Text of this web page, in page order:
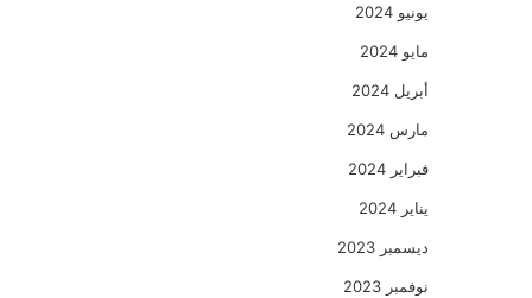
يونيو 2024
مايو 2024
أبريل 2024
مارس 2024
فبراير 2024
يناير 2024
ديسمبر 2023
نوفمبر 2023